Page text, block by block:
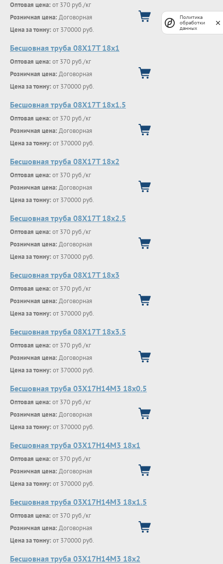
Оптовая цена: от 370 руб./кг
Розничная цена: Договорная
Цена за тонну: от 370000 руб.
Бесшовная труба 08Х17Т 18х1
Оптовая цена: от 370 руб./кг
Розничная цена: Договорная
Цена за тонну: от 370000 руб.
Бесшовная труба 08Х17Т 18х1.5
Оптовая цена: от 370 руб./кг
Розничная цена: Договорная
Цена за тонну: от 370000 руб.
Бесшовная труба 08Х17Т 18х2
Оптовая цена: от 370 руб./кг
Розничная цена: Договорная
Цена за тонну: от 370000 руб.
Бесшовная труба 08Х17Т 18х2.5
Оптовая цена: от 370 руб./кг
Розничная цена: Договорная
Цена за тонну: от 370000 руб.
Бесшовная труба 08Х17Т 18х3
Оптовая цена: от 370 руб./кг
Розничная цена: Договорная
Цена за тонну: от 370000 руб.
Бесшовная труба 08Х17Т 18х3.5
Оптовая цена: от 370 руб./кг
Розничная цена: Договорная
Цена за тонну: от 370000 руб.
Бесшовная труба 03Х17Н14М3 18х0.5
Оптовая цена: от 370 руб./кг
Розничная цена: Договорная
Цена за тонну: от 370000 руб.
Бесшовная труба 03Х17Н14М3 18х1
Оптовая цена: от 370 руб./кг
Розничная цена: Договорная
Цена за тонну: от 370000 руб.
Бесшовная труба 03Х17Н14М3 18х1.5
Оптовая цена: от 370 руб./кг
Розничная цена: Договорная
Цена за тонну: от 370000 руб.
Бесшовная труба 03Х17Н14М3 18х2
Политика
обработки
данных